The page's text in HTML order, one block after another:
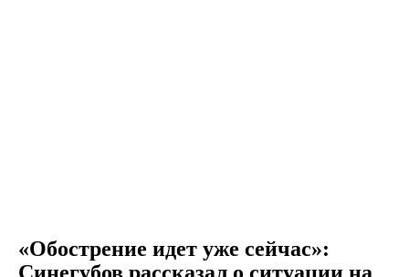
«Обострение идет уже сейчас»:
Синегубов рассказал о ситуации на